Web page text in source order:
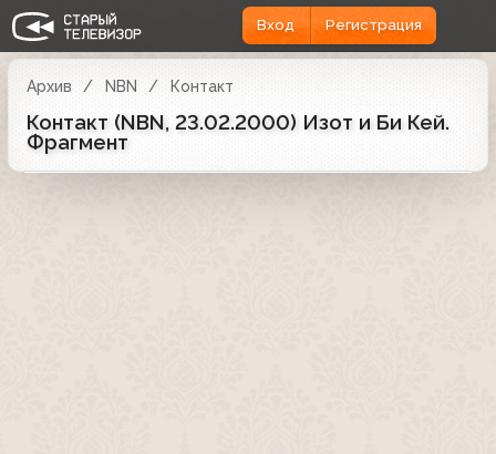
Вход Регистрация
Архив NBN Контакт
Контакт (NBN, 23.02.2000) Изот и Би Кей.
Фрагмент